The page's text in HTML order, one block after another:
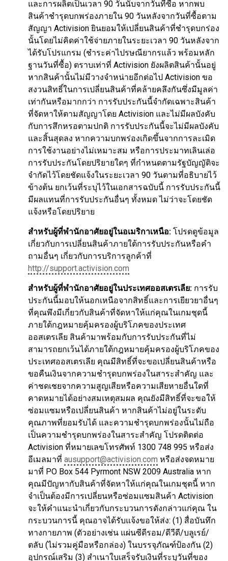
และการผลิตเป็นเวลา 90 วันนับจากวันที่ซื้อ หากพบ
สินค้าชำรุดบกพร่องภายใน 90 วันหลังจากวันที่ซื้อตาม
สัญญา Activision ยินยอมให้เปลี่ยนสินค้าที่ชำรุดบกร่อง
นั้นโดยไม่คิดค่าใช้จ่ายภายในระยะเวลา 90 วันหลังจาก
ได้รับโปรแกรม (ชำระค่าไปรษณียากรแล้ว พร้อมหลัก
ฐานวันที่ซื้อ) ตราบเท่าที่ Activision ยังผลิตสินค้านั้นอยู่
หากสินค้านั้นไม่มีวางจำหน่ายอีกต่อไป Activision ขอ
สงวนสิทธิ์ในการเปลี่ยนสินค้าที่คล้ายคลึงกันซึ่งมีมูลค่า
เท่ากันหรือมากกว่า การรับประกันนี้จำกัดเฉพาะสินค้า
ที่จัดหาให้ตามสัญญาโดย Activision และไม่มีผลบังคับ
กับการสึกหรอตามปกติ การรับประกันนี้จะไม่มีผลบังคับ
และสิ้นสุดลง หากความบกพร่องเกิดขึ้นจากการละเมิด
การใช้งานอย่างไม่เหมาะสม หรือการประมาทเลินเล่อ
การรับประกันโดยปริยายใดๆ ที่กำหนดตามรัฐบัญญัติจะ
จำกัดไว้โดยชัดแจ้งในระยะเวลา 90 วันตามที่อธิบายไว้
ข้างต้น ยกเว้นที่ระบุไว้ในเอกสารฉบับนี้ การรับประกันนี้
มีผลแทนที่การรับประกันอื่นๆ ทั้งหมด ไม่ว่าจะโดยชัด
แจ้งหรือโดยปริยาย
สำหรับผู้ที่พำนักอาศัยอยู่ในอเมริกาเหนือ: โปรดดูข้อมูล
เกี่ยวกับการเปลี่ยนสินค้าภายใต้การรับประกันหรือคำ
ถามอื่นๆ เกี่ยวกับการบริการลูกค้าที่
http://support.activision.com
สำหรับผู้ที่พำนักอาศัยอยู่ในประเทศออสเตรเลีย: การรับ
ประกันนี้มอบให้นอกเหนือจากสิทธิ์และการเยียวยาอื่นๆ
ที่คุณพึงมีเกี่ยวกับสินค้าที่จัดหาให้แก่คุณในเกมชุดนี้
ภายใต้กฎหมายคุ้มครองผู้บริโภคของประเทศ
ออสเตรเลีย สินค้ามาพร้อมกับการรับประกันที่ไม่
สามารถยกเว้นได้ภายใต้กฎหมายคุ้มครองผู้บริโภคของ
ประเทศออสเตรเลีย คุณมีสิทธิ์ที่จะขอเปลี่ยนสินค้าหรือ
ขอคืนเงินจากความชำรุดบกพร่องในสาระสำคัญ และ
ค่าชดเชยจากความสูญเสียหรือความเสียหายอื่นใดที่
คาดหมายได้อย่างสมเหตุสมผล คุณยังมีสิทธิ์ที่จะขอให้
ซ่อมแซมหรือเปลี่ยนสินค้า หากสินค้าไม่อยู่ในระดับ
คุณภาพที่ยอมรับได้ และความชำรุดบกพร่องนั้นไม่ถือ
เป็นความชำรุดบกพร่องในสาระสำคัญ โปรดติดต่อ
Activision ที่หมายเลขโทรศัพท์ 1300 748 995 หรือส่ง
อีเมลมาที่ ausupport@activision.com หรือส่งจดหมาย
มาที่ PO Box 544 Pyrmont NSW 2009 Australia หาก
คุณมีปัญหากับสินค้าที่จัดหาให้แก่คุณในเกมชุดนี้ หาก
จำเป็นต้องมีการเปลี่ยนหรือซ่อมแซมสินค้า Activision
จะให้คำแนะนำเกี่ยวกับกระบวนการดังกล่าวแก่คุณ ใน
กระบวนการนี้ คุณอาจได้รับแจ้งขอให้ส่ง: (1) สื่อบันทึก
ทางกายภาพ (ตัวอย่างเช่น แผ่นซีดีรอม/ดีวีดี/บลูเรย์/
ตลับ (ไม่รวมคู่มือหรือกล่อง) ในบรรจุภัณฑ์ป้องกัน (2)
อุปกรณ์เสริม (3) สำเนาใบเสร็จรับเงินที่ระบุวันที่ของ